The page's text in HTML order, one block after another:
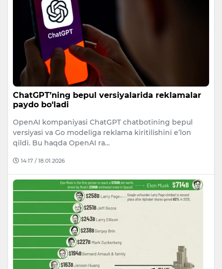
ChatGPT’ning bepul versiyalarida reklamalar
paydo bo‘ladi
OpenAI kompaniyasi ChatGPT chatbotining bepul
versiyasi va Go modeliga reklama kiritilishini e’lon
qildi. Bu haqda OpenAI ra…
14:17 / 18.01.2026